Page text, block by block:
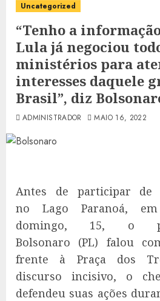
Uncategorized
“Tenho a
Lula já negociou
ministérios para
interesses daquele
Brasil”, diz
ADMINISTRADOR MAIO 16, 2022
Antes de participar de
no Lago Paranoá,
domingo, 15, o
Bolsonaro (PL) falou
frente à Praça dos
discurso incisivo, o
defendeu suas ações